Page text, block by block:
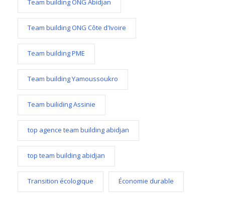
Team building ONG Abidjan
Team building ONG Côte d'Ivoire
Team building PME
Team building Yamoussoukro
Team builiding Assinie
top agence team building abidjan
top team building abidjan
Transition écologique Économie durable